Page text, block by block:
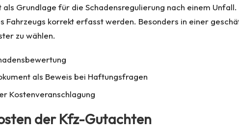
als Grundlage für die Schadensregulierung nach einem
Fahrzeugs korrekt erfasst werden. Besonders in einer
zu wählen.
als Beweis bei Haftungsfragen
Kostenveranschlagung
der Kfz-Gutachten